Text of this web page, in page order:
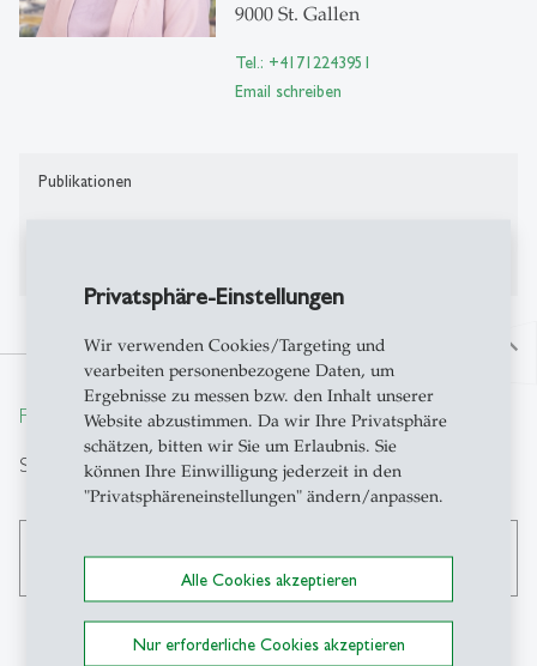
Privatsphäre-Einstellungen
Wir verwenden Cookies/Targeting und
vearbeiten personenbezogene Daten, um
Ergebnisse zu messen bzw. den Inhalt unserer
Website abzustimmen. Da wir Ihre Privatsphäre
schätzen, bitten wir Sie um Erlaubnis. Sie
können Ihre Einwilligung jederzeit in den
"Privatsphäreneinstellungen" ändern/anpassen.
Alle Cookies akzeptieren
Nur erforderliche Cookies akzeptieren
9000 St. Gallen
Tel.: +41712243951
Email schreiben
Publikationen
north
From insight to impact.
Search